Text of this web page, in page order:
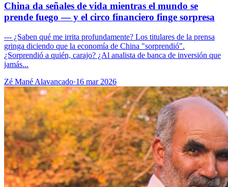
China da señales de vida mientras el mundo se
prende fuego — y el circo financiero finge sorpresa
--- ¿Saben qué me irrita profundamente? Los titulares de la prensa
gringa diciendo que la economía de China "sorprendió".
¿Sorprendió a quién, carajo? ¿Al analista de banca de inversión que
jamás...
Zé Mané Alavancado·16 mar 2026